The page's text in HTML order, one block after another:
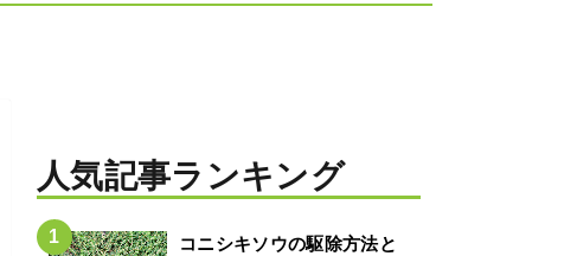
人気記事ランキング
コニシキソウの駆除方法と